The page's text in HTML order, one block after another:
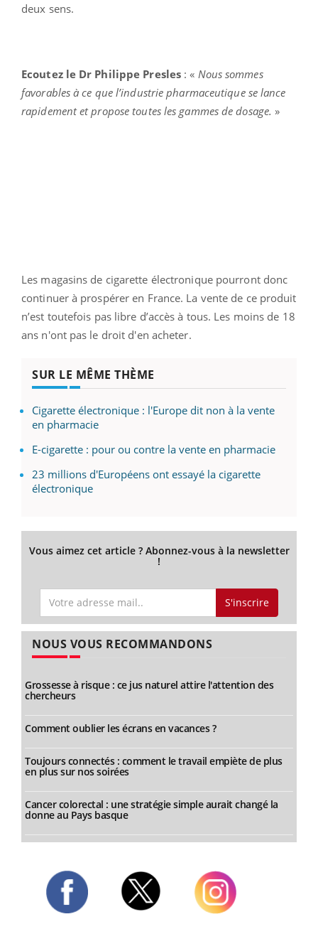
deux sens.
Ecoutez le Dr Philippe Presles : « Nous sommes
favorables à ce que l’industrie pharmaceutique se lance
rapidement et propose toutes les gammes de dosage. »
Les magasins de cigarette électronique pourront donc
continuer à prospérer en France. La vente de ce produit
n’est toutefois pas libre d’accès à tous. Les moins de 18
ans n'ont pas le droit d'en acheter.
SUR LE MÊME THÈME
Cigarette électronique : l'Europe dit non à la vente
en pharmacie
E-cigarette : pour ou contre la vente en pharmacie
23 millions d'Européens ont essayé la cigarette
électronique
Vous aimez cet article ? Abonnez-vous à la newsletter
!
S'inscrire
NOUS VOUS RECOMMANDONS
Grossesse à risque : ce jus naturel attire l'attention des
chercheurs
Comment oublier les écrans en vacances ?
Toujours connectés : comment le travail empiète de plus
en plus sur nos soirées
Cancer colorectal : une stratégie simple aurait changé la
donne au Pays basque